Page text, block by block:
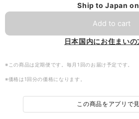
Ship to Japan
Add to cart
日本国内にお住まい
※この商品は定期便です。毎月1回のお届け予定です。
※価格は1回分の価格になります。
この商品をアプリで